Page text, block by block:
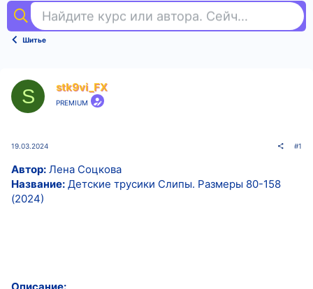
т
о
т
а
н
а
Найдите курс или автора. Сейчас ищут
Шитье
S stk9vi_FX
PREMIUM
19.03.2024 #1
Автор: Лена Соцкова
Название: Детские трусики Слипы. Размеры 80-158
(2024)
Описание: